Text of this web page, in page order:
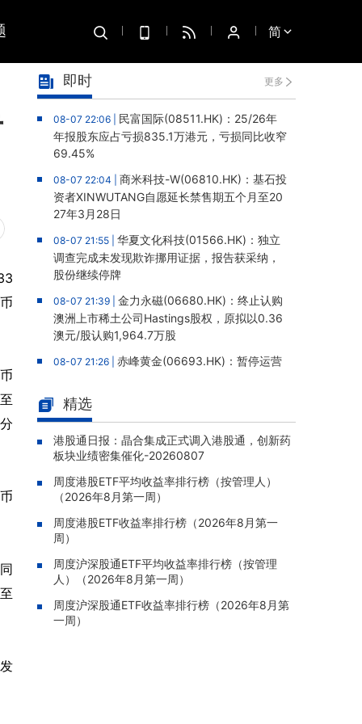
简
即时 更多
08-07 22:06 | 民富国际(08511.HK)：25/26年
年报股东应占亏损835.1万港元，亏损同比收窄
69.45%
08-07 22:04 | 商米科技-W(06810.HK)：基石投
资者XINWUTANG自愿延长禁售期五个月至20
27年3月28日
08-07 21:55 | 华夏文化科技(01566.HK)：独立
调查完成未发现欺诈挪用证据，报告获采纳，
股份继续停牌
08-07 21:39 | 金力永磁(06680.HK)：终止认购
澳洲上市稀土公司Hastings股权，原拟以0.36
澳元/股认购1,964.7万股
08-07 21:26 | 赤峰黄金(06693.HK)：暂停运营
人民币5,406万元
08-07 20:07 |灵宝黄金(03330.HK)：新疆哈巴
河勘查取得重大进展，保有金金属量由13.20吨
跃升至53.94吨
08-07 20:04 |迅策(03317.HK)：与天合算力订
立战略合作备忘，共探能源垂类大模型与Toke
n工厂商业化
08-07 20:02 |
中国泛半导体IMSS市场排名第三
08-07 19:47 | 浙能迈领绿航二次递表港交所，为
全球领先的绿色航运设备和系统提供商
08-07 19:09 |
精选
港股通日报：晶合集成正式调入港股通，创新药
板块业绩密集催化-20260807
周度港股ETF平均收益率排行榜（按管理人）
（2026年8月第一周）
周度港股ETF收益率排行榜（2026年8月第一
周）
周度沪深股通ETF平均收益率排行榜（按管理
人）（2026年8月第一周）
周度沪深股通ETF收益率排行榜（2026年8月第
一周）